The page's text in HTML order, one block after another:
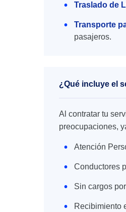
Traslado de
Transporte
pasajeros.
¿Qué incluye el
Al contratar tu
preocupaciones,
Atención
Conductores
Sin cargos
Recibimiento